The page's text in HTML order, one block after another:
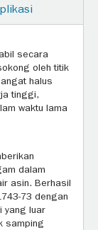
secara
oleh titik
halus
tinggi,
waktu lama
dalam
asin. Berhasil
73 dengan
yang luar
samping